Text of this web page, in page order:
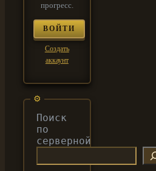
прогресс.
ВОЙТИ
Создать
аккаунт
Поиск
по
серверной